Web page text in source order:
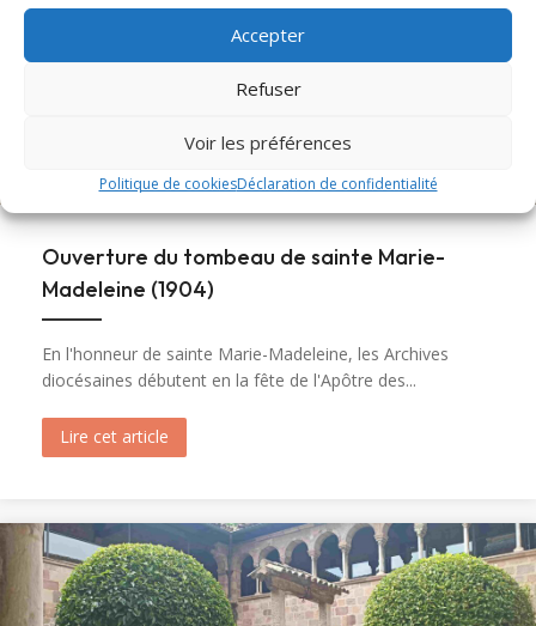
Accepter
Refuser
Voir les préférences
Politique de cookiesDéclaration de confidentialité
Ouverture du tombeau de sainte Marie-
Madeleine (1904)
En l'honneur de sainte Marie-Madeleine, les Archives
diocésaines débutent en la fête de l'Apôtre des...
Lire cet article